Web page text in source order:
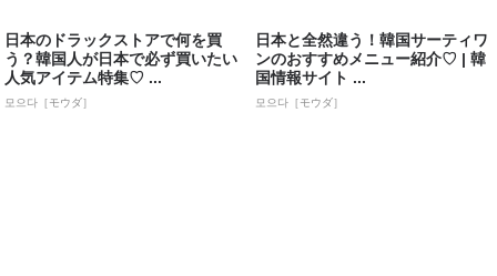
日本のドラックストアで何を買
う？韓国人が日本で必ず買いたい
人気アイテム特集♡ ...
모으다［モウダ］
日本と全然違う！韓国サーティワ
ンのおすすめメニュー紹介♡ | 韓
国情報サイト ...
모으다［モウダ］